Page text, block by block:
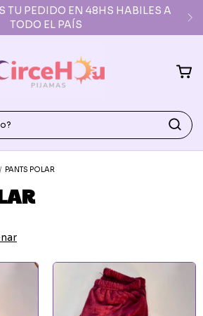
TU PEDIDO EN 48HS HABILES A
TODO EL PAÍS
/ PANTS POLAR